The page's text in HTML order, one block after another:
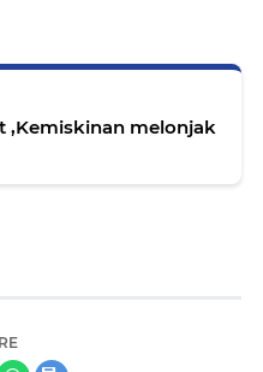
,Kemiskinan melonjak